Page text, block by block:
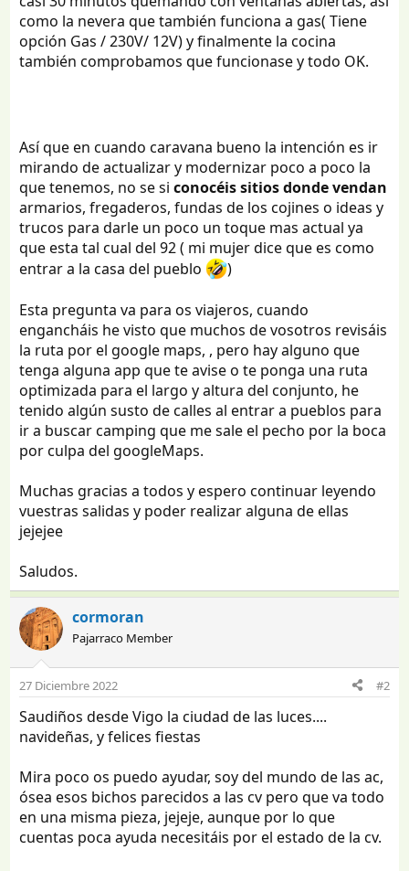
como la nevera que también funciona a gas( Tiene
opción Gas / 230V/ 12V) y finalmente la cocina
también comprobamos que funcionase y todo OK.
Así que en cuando caravana bueno la intención es ir
mirando de actualizar y modernizar poco a poco la
que tenemos, no se siconocéis sitios donde vendan
armarios, fregaderos, fundas de los cojines o ideas y
trucos para darle un poco un toque mas actual ya
que esta tal cual del 92 ( mi mujer dice que es como
entrar a la casa del pueblo
)
Esta pregunta va para os viajeros, cuando
engancháis he visto que muchos de vosotros revisáis
la ruta por el google maps, , pero hay alguno que
tenga alguna app que te avise o te ponga una ruta
optimizada para el largo y altura del conjunto, he
tenido algún susto de calles al entrar a pueblos para
ir a buscar camping que me sale el pecho por la boca
por culpa del googleMaps.
Muchas gracias a todos y espero continuar leyendo
vuestras salidas y poder realizar alguna de ellas
jejejee
Saludos.
cormoran
Pajarraco Member
27 Diciembre 2022 #2
Saudiños desde Vigo la ciudad de las luces....
navideñas, y felices fiestas
Mira poco os puedo ayudar, soy del mundo de las ac,
ósea esos bichos parecidos a las cv pero que va todo
en una misma pieza, jejeje, aunque por lo que
cuentas poca ayuda necesitáis por el estado de la cv.